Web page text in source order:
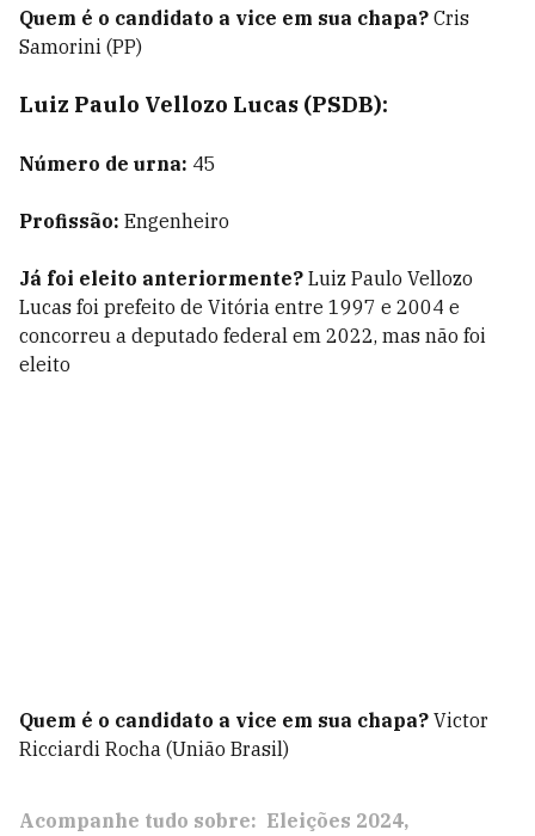
Quem é o candidato a vice em sua chapa? Cris
Samorini (PP)
Luiz Paulo Vellozo Lucas (PSDB):
Número de urna: 45
Profissão: Engenheiro
Já foi eleito anteriormente? Luiz Paulo Vellozo
Lucas foi prefeito de Vitória entre 1997 e 2004 e
concorreu a deputado federal em 2022, mas não foi
eleito
Quem é o candidato a vice em sua chapa? Victor
Ricciardi Rocha (União Brasil)
Acompanhe tudo sobre: Eleições 2024